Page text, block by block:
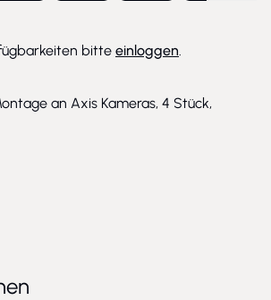
an Axis Kameras, 4 Stück,
bitte einloggen.